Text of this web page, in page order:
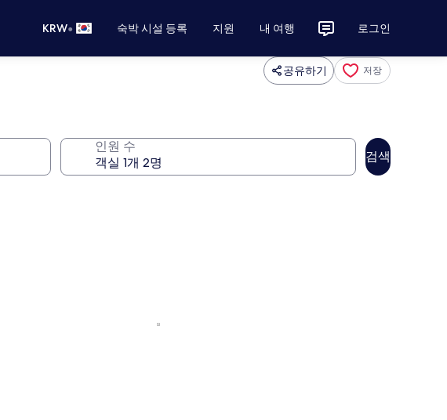
KRW• 숙박 시설 등록 지원 내 여행 로그인
공유하기 저장
인원 수
검색